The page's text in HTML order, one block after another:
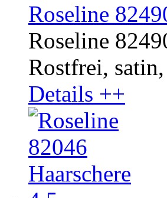
Roseline
Roseline
Rostfrei,
Details ++